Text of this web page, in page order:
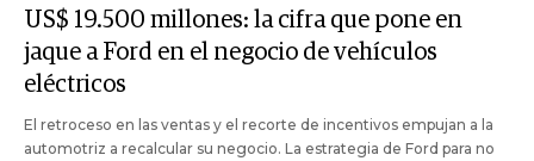
US$ 19.500 millones: la cifra que pone en
jaque a Ford en el negocio de vehículos
eléctricos
El retroceso en las ventas y el recorte de incentivos empujan a la
automotriz a recalcular su negocio. La estrategia de Ford para no